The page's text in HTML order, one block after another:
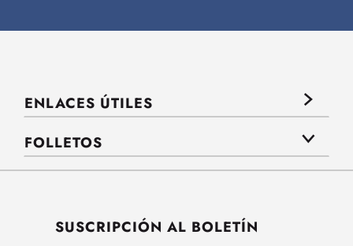
ENLACES ÚTILES
FOLLETOS
SUSCRIPCIÓN AL BOLETÍN